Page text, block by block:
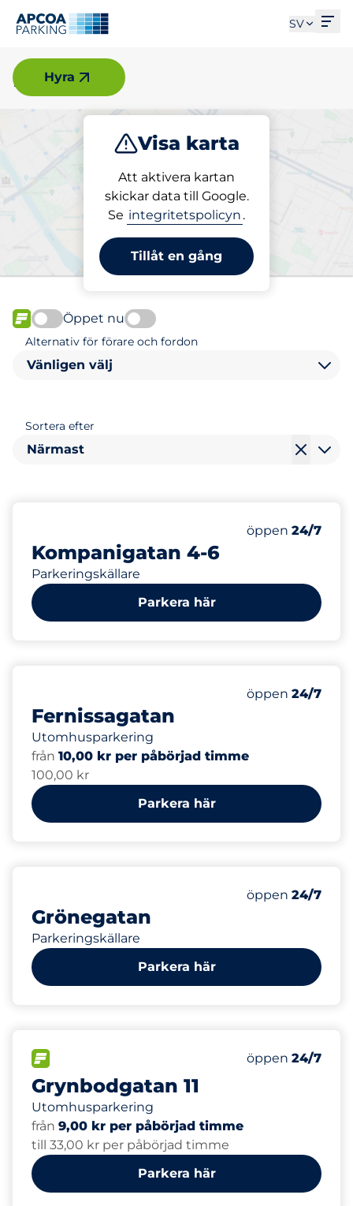
SV
Malmö
Visa karta
Att aktivera kartan
skickar data till Google.
Se integritetspolicyn .
Tillåt en gång
Hyra
Parkera Ladda
Välj din parkeringsplats i
FLÖDE
Öppet nu
Alternativ för förare och fordon
Vänligen välj
Sortera efter
Närmast
Kompanigatan 4-6
Parkeringskällare
Fredag
öppen 24/7
Parkera här
Fernissagatan
Utomhusparkering
Fredag
öppen 24/7
från 10,00 kr per påbörjad timme
100,00 kr
Parkera här
Grönegatan
Parkeringskällare
Fredag
öppen 24/7
Parkera här
Grynbodgatan 11
Utomhusparkering
Fredag
öppen 24/7
från 9,00 kr per påbörjad timme
till 33,00 kr per påbörjad timme
Parkera här